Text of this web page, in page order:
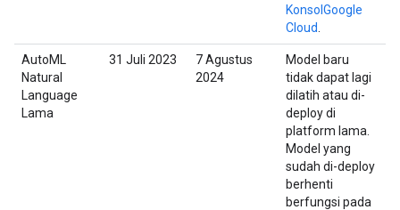
KonsolGoogle
Cloud
AutoML
Natural
Language
Lama
31 Juli 2023
7 Agustus
2024
Model baru
tidak dapat lagi
dilatih atau di-
deploy di
platform lama.
Model yang
sudah di-deploy
berhenti
berfungsi pada